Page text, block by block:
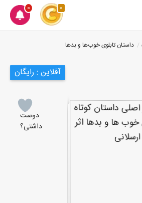
0 0
داستان تابلوی خوب‌ها و بدها
آفلاین : رایگان
دوست
داشتی؟